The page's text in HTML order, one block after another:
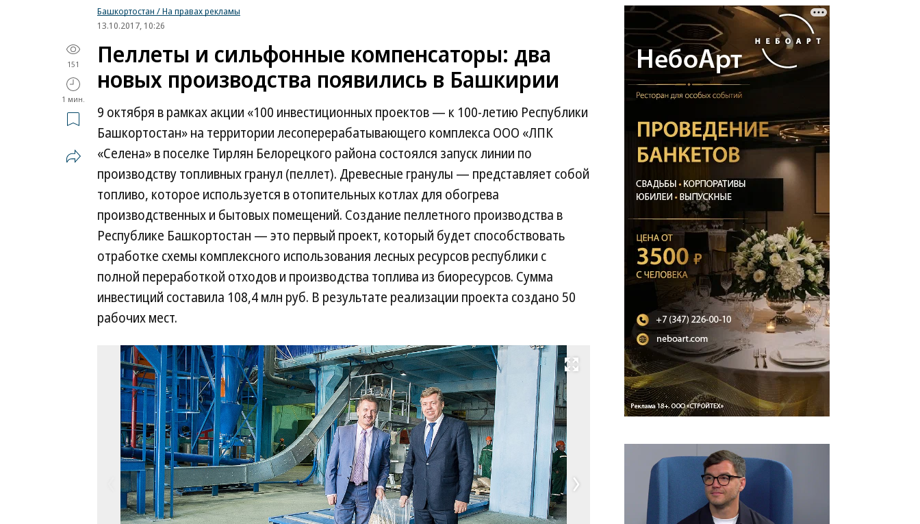
Башкортостан / На правах рекламы
13.10.2017, 10:26
151
1 мин.
Пеллеты и сильфонные компенсаторы: два
новых производства появились в Башкирии
9 октября в рамках акции «100 инвестиционных проектов — к 100-летию Республики
Башкортостан» на территории лесоперерабатывающего комплекса ООО «ЛПК
«Селена» в поселке Тирлян Белорецкого района состоялся запуск линии по
производству топливных гранул (пеллет). Древесные гранулы — представляет собой
топливо, которое используется в отопительных котлах для обогрева
производственных и бытовых помещений. Создание пеллетного производства в
Республике Башкортостан — это первый проект, который будет способствовать
отработке схемы комплексного использования лесных ресурсов республики с
полной переработкой отходов и производства топлива из биоресурсов. Сумма
инвестиций составила 108,4 млн руб. В результате реализации проекта создано 50
рабочих мест.
Развернуть на весь экран